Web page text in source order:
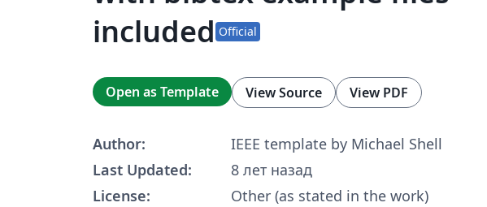
included Official
Open as Template View Source View PDF
Author:
IEEE template by Michael Shell
Last Updated:
8 лет назад
License:
Other (as stated in the work)